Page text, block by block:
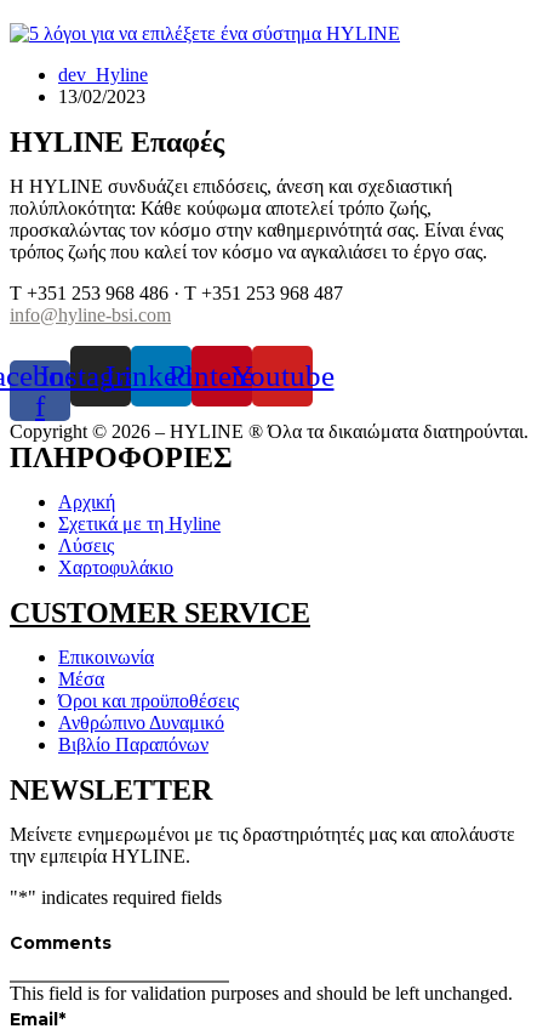
dev_Hyline
13/02/2023
HYLINE Επαφές
H HYLINE συνδυάζει επιδόσεις, άνεση και σχεδιαστική
πολύπλοκότητα: Κάθε κούφωμα αποτελεί τρόπο ζωής,
προσκαλώντας τον κόσμο στην καθημερινότητά σας. Είναι ένας
τρόπος ζωής που καλεί τον κόσμο να αγκαλιάσει το έργο σας.
T +351 253 968 486 · T +351 253 968 487
info@hyline-bsi.com
f
InstagramLinkedinPinterestYoutube
Copyright © 2026 – HYLINE ® Όλα τα δικαιώματα διατηρούνται.
ΠΛΗΡΟΦΟΡΙΕΣ
Αρχική
Σχετικά με τη Hyline
Λύσεις
Χαρτοφυλάκιο
CUSTOMER SERVICE
Επικοινωνία
Μέσα
Όροι και προϋποθέσεις
Ανθρώπινο Δυναμικό
Βιβλίο Παραπόνων
NEWSLETTER
Μείνετε ενημερωμένοι με τις δραστηριότητές μας και απολάυστε
την εμπειρία HYLINE.
"*" indicates required fields
Comments
This field is for validation purposes and should be left unchanged.
Email *